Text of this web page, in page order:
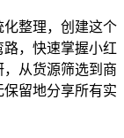
整理，创建这个
，快速掌握小红
从货源筛选到商
留地分享所有实